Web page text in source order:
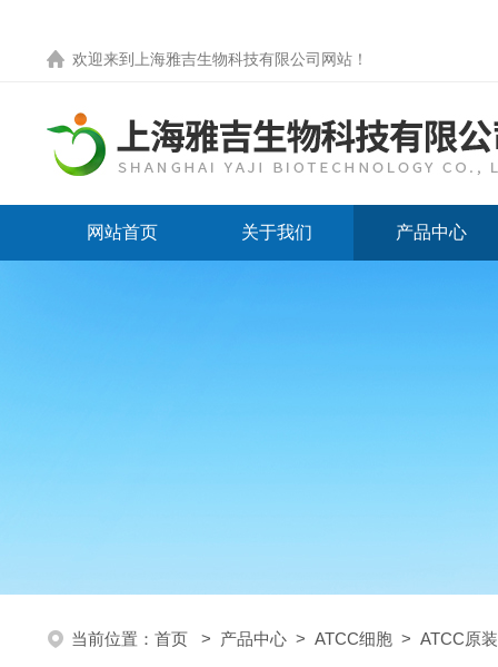
欢迎来到 上海雅吉生物科技有限公司网站 ！
网站首页 关于我们 产品中心
当前位置： 首页 > 产品中心 > ATCC细胞 > ATCC原